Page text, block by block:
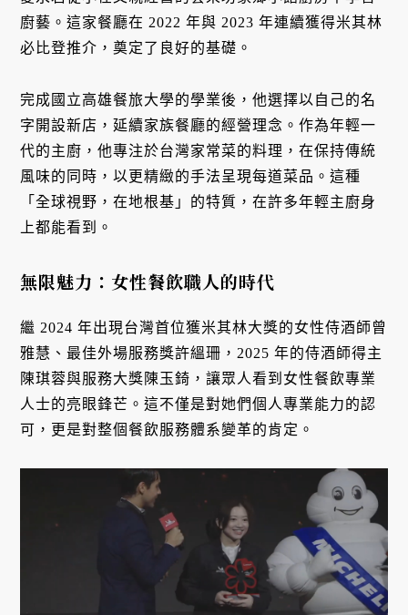
廚藝。這家餐廳在 2022 年與 2023 年連續獲得米其林
必比登推介，奠定了良好的基礎。
完成國立高雄餐旅大學的學業後，他選擇以自己的名
字開設新店，延續家族餐廳的經營理念。作為年輕一
代的主廚，他專注於台灣家常菜的料理，在保持傳統
風味的同時，以更精緻的手法呈現每道菜品。這種
「全球視野，在地根基」的特質，在許多年輕主廚身
上都能看到。
無限魅力：女性餐飲職人的時代
繼 2024 年出現台灣首位獲米其林大獎的女性侍酒師曾
雅慧、最佳外場服務獎許縕珊，2025 年的侍酒師得主
陳琪蓉與服務大獎陳玉錡，讓眾人看到女性餐飲專業
人士的亮眼鋒芒。這不僅是對她們個人專業能力的認
可，更是對整個餐飲服務體系變革的肯定。